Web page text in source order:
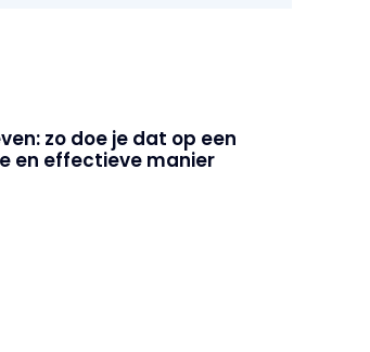
zo doe je dat op een
en effectieve manier